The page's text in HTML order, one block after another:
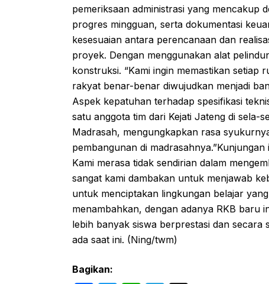
pemeriksaan administrasi yang
progres mingguan, serta dokumentasi
kesesuaian antara perencanaan dan
proyek. Dengan menggunakan alat
konstruksi. “Kami ingin memastikan setiap
rakyat benar-benar diwujudkan menjadi
Aspek kepatuhan terhadap spesifikasi
satu anggota tim dari Kejati Jateng di sela-
Madrasah, mengungkapkan rasa
pembangunan di
Kami merasa tidak sendirian dalam
sangat kami dambakan untuk menjawab
untuk menciptakan lingkungan belajar
menambahkan, dengan adanya RKB baru
lebih banyak siswa berprestasi dan secara
ada saat ini. (Ning/twm)
Bagikan: